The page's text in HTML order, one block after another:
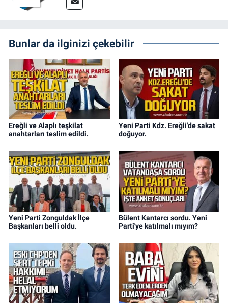
Bunlar da ilginizi çekebilir
Ereğli ve Alaplı teşkilat
anahtarları teslim edildi.
Yeni Parti Kdz. Ereğli'de sakat
doğuyor.
Yeni Parti Zonguldak İlçe
Başkanları belli oldu.
Bülent Kantarcı sordu. Yeni
Parti'ye katılmalı mıyım?